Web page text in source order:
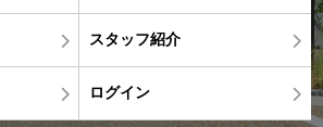
スタッフ紹介
ログイン